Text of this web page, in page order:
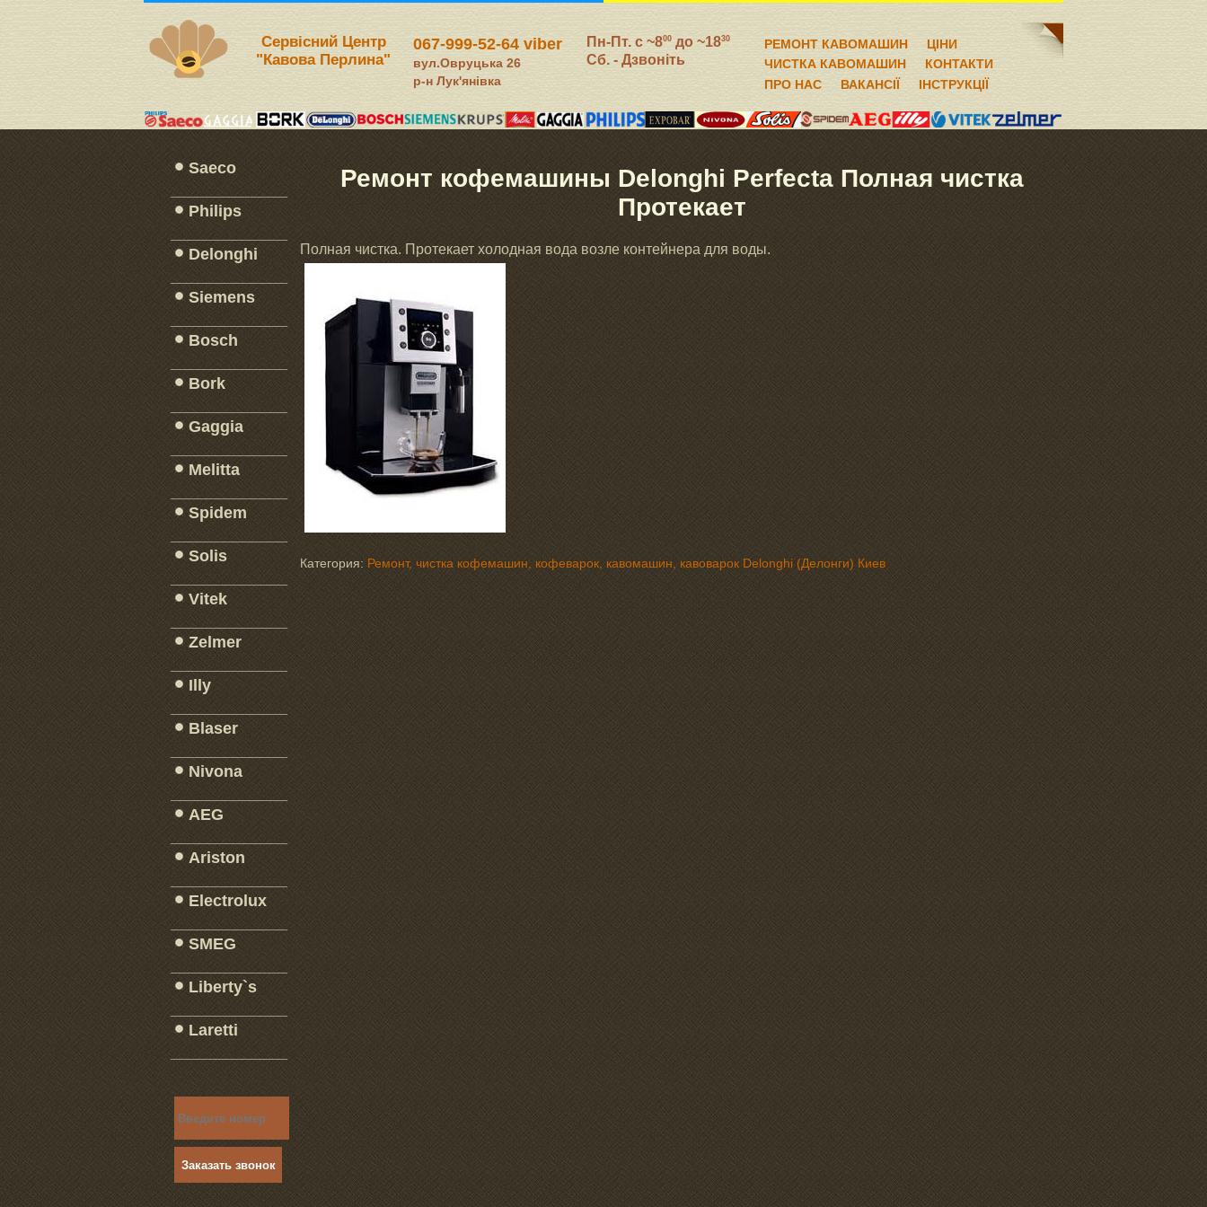
Сервісний Центр
"Кавова Перлина"
067-999-52-64 viber
вул.Овруцька 26
р-н Лук'янівка
Пн-Пт. c ~800 до ~1830
Сб. - Дзвоніть
РЕМОНТ КАВОМАШИН
ЦІНИ
ЧИСТКА КАВОМАШИН
КОНТАКТИ
ПРО НАС
ВАКАНСІЇ ІНСТРУКЦІЇ
Saeco
Philips
Delonghi
Siemens
Bosch
Bork
Gaggia
Melitta
Spidem
Solis
_____________
Vitek
Zelmer
Illy
_____________
Blaser
Nivona
_____________
AEG
_____________
Ariston
_____________
Electrolux
_____________
SMEG
Liberty`s
_____________
Laretti
_____________
Заказать звонок
Ремонт кофемашины Delonghi Perfecta Полная чистка
Протекает
Полная чистка. Протекает холодная вода возле контейнера для воды.
Категория: Ремонт, чистка кофемашин, кофеварок, кавомашин, кавоварок Delonghi (Делонги) Киев